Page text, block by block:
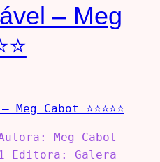
– Meg
Meg Cabot
Editora: Galera